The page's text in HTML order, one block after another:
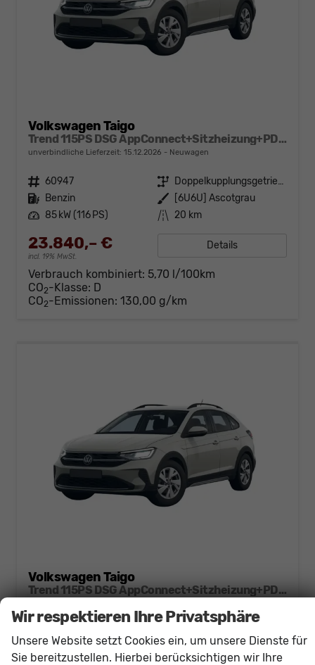
Volkswagen Taigo
Trend 115PS DSG AppConnect+Sitzheizung+PDC+Alu16+LED+DAB+FrontAssist
unverbindliche Lieferzeit: 15.12.2026 Neuwagen
Fahrzeugnr. 60947 Getriebe
Doppelkupplungsgetriebe (DSG)
Kraftstoff Benzin Außenfarbe
[6U6U] Ascotgrau
Leistung 85 kW (116 PS) Kilometerstand 20 km
23.840,– €
incl. 19% MwSt.
Details
Verbrauch kombiniert: 5,70 l/100km
CO2-Klasse: D
CO2-Emissionen: 130,00 g/km
Volkswagen Taigo
Trend 115PS DSG AppConnect+Sitzheizung+PDC+Alu16+LED+DAB+FrontAssist
[6U6U] Ascotgrau
Wir respektieren Ihre Privatsphäre
Unsere Website setzt Cookies ein, um unsere Dienste für
Sie bereitzustellen. Hierbei berücksichtigen wir Ihre